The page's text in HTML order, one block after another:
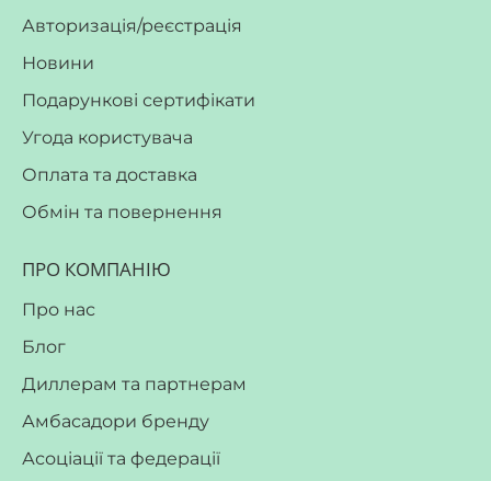
Авторизація/реєстрація
Новини
Подарункові сертифікати
Угода користувача
Оплата та доставка
Обмін та повернення
ПРО КОМПАНІЮ
Про нас
Блог
Диллерам та партнерам
Амбасадори бренду
Асоціації та федерації